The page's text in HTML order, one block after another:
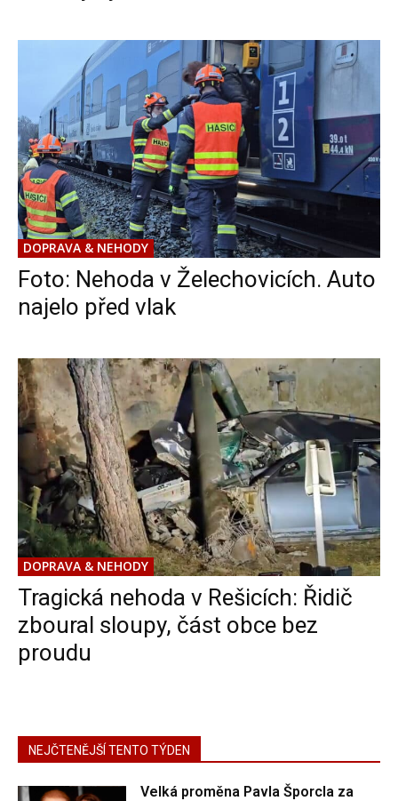
DOPRAVA & NEHODY
Foto: Nehoda v Želechovicích. Auto
najelo před vlak
DOPRAVA & NEHODY
Tragická nehoda v Rešicích: Řidič
zboural sloupy, část obce bez
proudu
NEJČTENĚJŠÍ TENTO TÝDEN
Velká proměna Pavla Šporcla za